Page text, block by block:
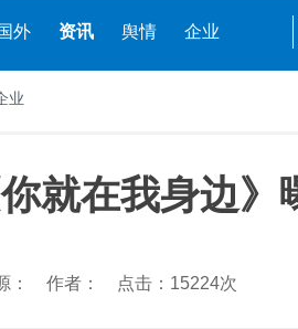
外 资讯 舆情 企业
业
你就在我身边
： 作者： 点击：15224次